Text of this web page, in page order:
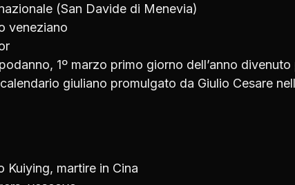
(San Davide di Menevia)
veneziano
1º marzo primo giorno dell’anno
giuliano promulgato da Giulio Cesare
Kuiying, martire in Cina